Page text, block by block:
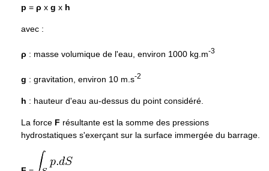
p = ρ x g x h
avec :
ρ : masse volumique de l'eau, environ 1000 kg.m-3
g : gravitation, environ 10 m.s-2
h : hauteur d'eau au-dessus du point considéré.
La force F résultante est la somme des pressions
hydrostatiques s'exerçant sur la surface immergée du barrage.